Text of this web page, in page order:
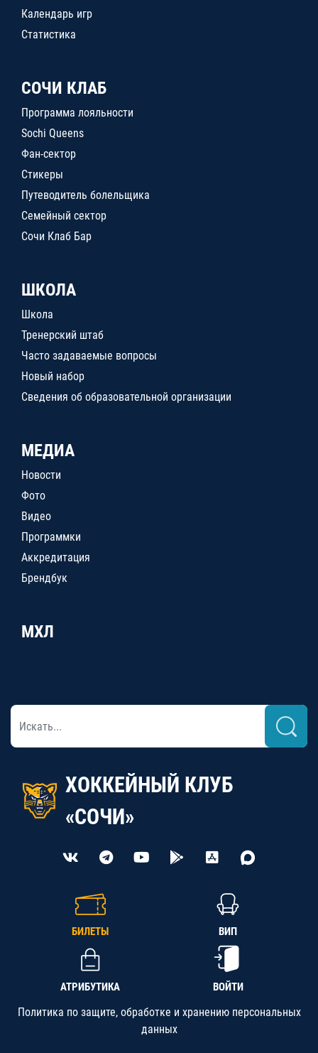
Календарь игр
Статистика
СОЧИ КЛАБ
Программа лояльности
Sochi Queens
Фан-сектор
Стикеры
Путеводитель болельщика
Семейный сектор
Сочи Клаб Бар
ШКОЛА
Школа
Тренерский штаб
Часто задаваемые вопросы
Новый набор
Сведения об образовательной организации
МЕДИА
Новости
Фото
Видео
Программки
Аккредитация
Брендбук
МХЛ
ХОККЕЙНЫЙ КЛУБ
«СОЧИ»
БИЛЕТЫ ВИП
АТРИБУТИКА ВОЙТИ
Политика по защите, обработке и хранению персональных
данных